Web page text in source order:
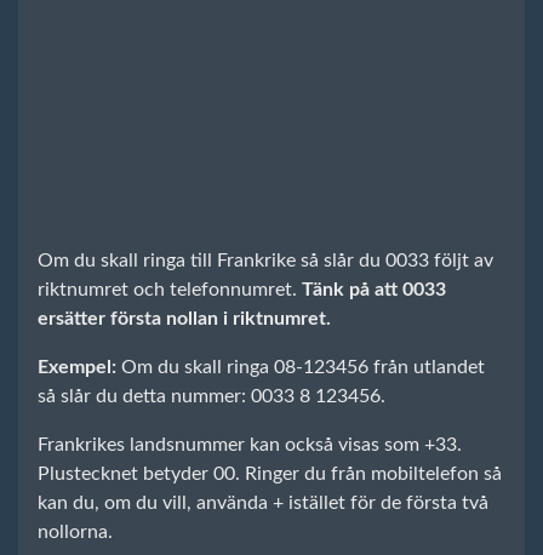
Om du skall ringa till Frankrike så slår du 0033 följt av
riktnumret och telefonnumret. Tänk på att 0033
ersätter första nollan i riktnumret.
Exempel: Om du skall ringa 08-123456 från utlandet
så slår du detta nummer: 0033 8 123456.
Frankrikes landsnummer kan också visas som +33.
Plustecknet betyder 00. Ringer du från mobiltelefon så
kan du, om du vill, använda + istället för de första två
nollorna.